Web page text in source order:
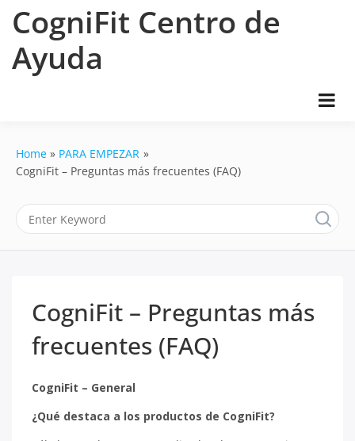
CogniFit Centro de
Ayuda
Home
PARA EMPEZAR
CogniFit – Preguntas más frecuentes (FAQ)
CogniFit – Preguntas más
frecuentes (FAQ)
CogniFit – General
¿Qué destaca a los productos de CogniFit?